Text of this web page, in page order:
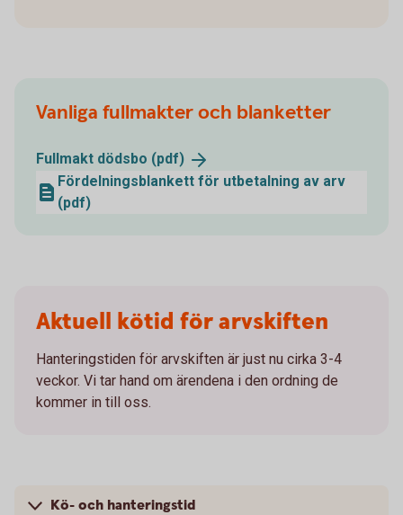
Vanliga fullmakter och blanketter
Fullmakt dödsbo (pdf)
Fördelningsblankett för utbetalning av arv
(pdf)
Aktuell kötid för arvskiften
Hanteringstiden för arvskiften är just nu cirka 3-4
veckor. Vi tar hand om ärendena i den ordning de
kommer in till oss.
Kö- och hanteringstid